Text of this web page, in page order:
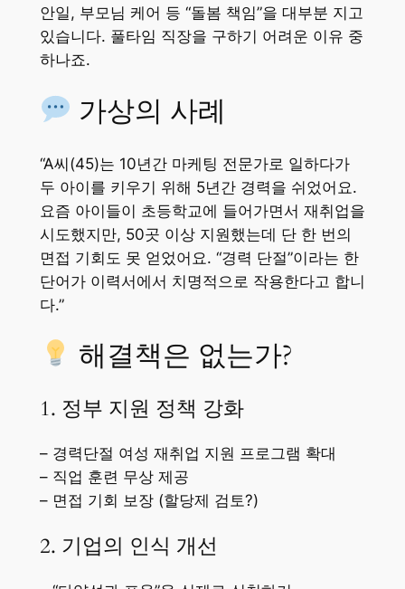
안일, 부모님 케어 등 “돌봄 책임”을 대부분 지고
있습니다. 풀타임 직장을 구하기 어려운 이유 중
하나죠.
가상의 사례
“A씨(45)는 10년간 마케팅 전문가로 일하다가
두 아이를 키우기 위해 5년간 경력을 쉬었어요.
요즘 아이들이 초등학교에 들어가면서 재취업을
시도했지만, 50곳 이상 지원했는데 단 한 번의
면접 기회도 못 얻었어요. “경력 단절”이라는 한
단어가 이력서에서 치명적으로 작용한다고 합니
다.”
해결책은 없는가?
1. 정부 지원 정책 강화
– 경력단절 여성 재취업 지원 프로그램 확대
– 직업 훈련 무상 제공
– 면접 기회 보장 (할당제 검토?)
2. 기업의 인식 개선